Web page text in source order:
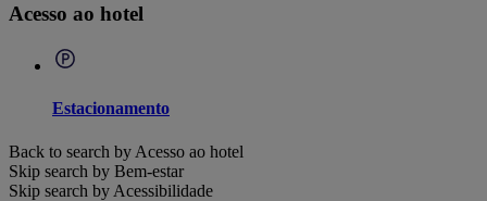
Acesso ao hotel
Estacionamento
Back to search by Acesso ao hotel
Skip search by Bem-estar
Skip search by Acessibilidade